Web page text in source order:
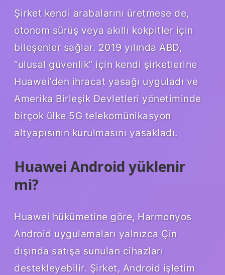
Şirket kendi arabalarını üretmese de,
otonom sürüş veya akıllı kokpitler için
bileşenler sağlar. 2019 yılında ABD,
“ulusal güvenlik” için kendi şirketlerine
Huawei’den ihracat yasağı uyguladı ve
Amerika Birleşik Devletleri yönetiminde
birçok ülke 5G telekomünikasyon
altyapısının kurulmasını yasakladı.
Huawei Android yüklenir
mi?
Huawei hükümetine göre, Harmonyos
Android uygulamaları yalnızca Çin
dışında satışa sunulan cihazları
destekleyebilir. Şirket, Android işletim